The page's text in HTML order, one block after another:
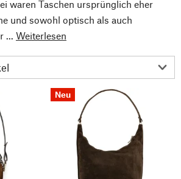
waren Taschen ursprünglich eher
und sowohl optisch als auch
... Weiterlesen
Neu